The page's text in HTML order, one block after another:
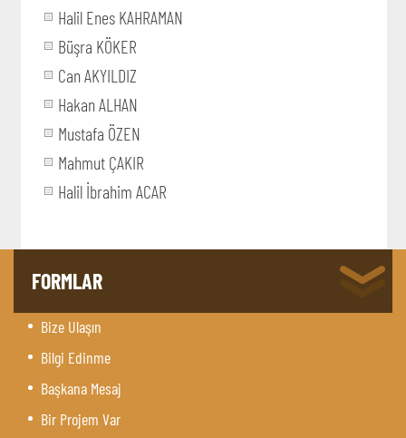
Halil Enes KAHRAMAN
Büşra KÖKER
Can AKYILDIZ
Hakan ALHAN
Mustafa ÖZEN
Mahmut ÇAKIR
Halil İbrahim ACAR
FORMLAR
Bize Ulaşın
Bilgi Edinme
Başkana Mesaj
Bir Projem Var